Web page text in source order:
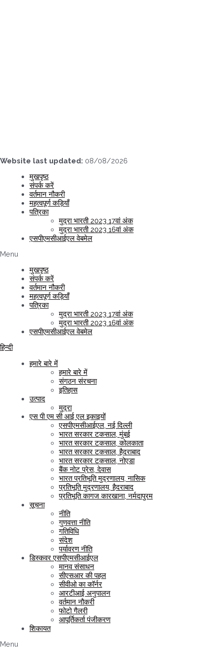
Website last updated: 08/08/2026
मुखपृष्ठ
संपर्क करें
वर्तमान नौकरी
महत्वपूर्ण कड़ियाँ
पत्रिका
मुद्रा भारती 2023 17वां अंक
मुद्रा भारती 2023 16वां अंक
एसपीएमसीआईएल वेबमेल
Menu
मुखपृष्ठ
संपर्क करें
वर्तमान नौकरी
महत्वपूर्ण कड़ियाँ
पत्रिका
मुद्रा भारती 2023 17वां अंक
मुद्रा भारती 2023 16वां अंक
एसपीएमसीआईएल वेबमेल
हिन्दी
हमारे बारे में
हमारे बारे में
संगठन संरचना
इतिहास
उत्पाद
मुद्रा
एस पी एम सी आई एल इकाइयों
एसपीएमसीआईएल, नई दिल्ली
भारत सरकार टकसाल, मुंबई
भारत सरकार टकसाल, कोलकाता
भारत सरकार टकसाल, हैदराबाद
भारत सरकार टकसाल, नोएडा
बैंक नोट प्रेस, देवास
भारत प्रतिभूति मुद्रणालय, नासिक
प्रतिभूति मुद्रणालय, हैदराबाद
प्रतिभूति कागज कारखाना, नर्मदापुरम
सूचना
नीति
गुणवत्ता नीति
गतिविधि
संदेश
पर्यावरण नीति
डिस्कवर एसपीएमसीआईएल
मानव संसाधन
सीएसआर की पहल
सीवीओ का कॉर्नर
आरटीआई अनुपालन
वर्तमान नौकरी
फोटो गैलरी
आपूर्तिकर्ता पंजीकरण
शिकायत
Menu